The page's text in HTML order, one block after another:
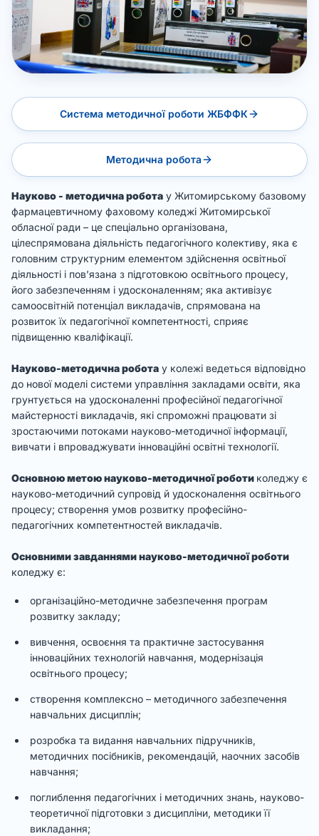
Система методичної роботи ЖБФФК
Методична робота
Науково - методична робота у Житомирському базовому
фармацевтичному фаховому коледжі Житомирської
обласної ради – це спеціально організована,
цілеспрямована діяльність педагогічного колективу, яка є
головним структурним елементом здійснення освітньої
діяльності і пов’язана з підготовкою освітнього процесу,
його забезпеченням і удосконаленням; яка активізує
самоосвітній потенціал викладачів, спрямована на
розвиток їх педагогічної компетентності, сприяє
підвищенню кваліфікації.
Науково-методична робота у колежі ведеться відповідно
до нової моделі системи управління закладами освіти, яка
грунтується на удосконаленні професійної педагогічної
майстерності викладачів, які спроможні працювати зі
зростаючими потоками науково-методичної інформації,
вивчати і впроваджувати інноваційні освітні технології.
Основною метою науково-методичної роботи коледжу є
науково-методичний супровід й удосконалення освітнього
процесу; створення умов розвитку професійно-
педагогічних компетентностей викладачів.
Основними завданнями науково-методичної роботи
коледжу є:
організаційно-методичне забезпечення програм
розвитку закладу;
вивчення, освоєння та практичне застосування
інноваційних технологій навчання, модернізація
освітнього процесу;
створення комплексно – методичного забезпечення
навчальних дисциплін;
розробка та видання навчальних підручників,
методичних посібників, рекомендацій, наочних засобів
навчання;
поглиблення педагогічних і методичних знань, науково-
теоретичної підготовки з дисципліни, методики її
викладання;